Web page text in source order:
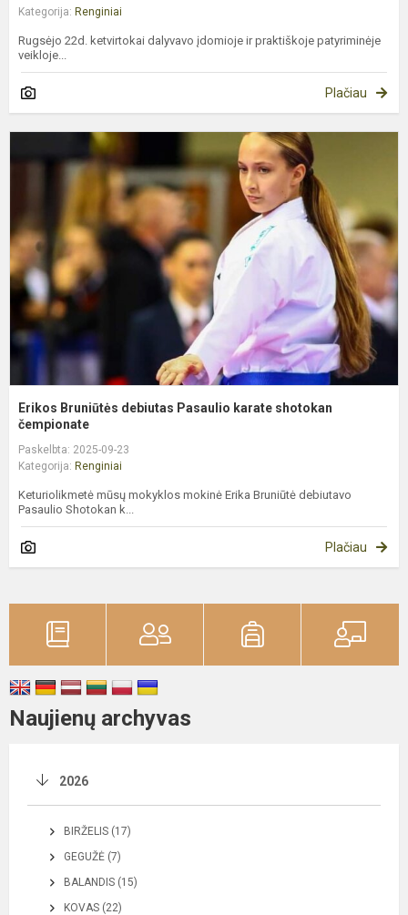
Kategorija: Renginiai
Rugsėjo 22d. ketvirtokai dalyvavo įdomioje ir praktiškoje patyriminėje
veikloje...
Plačiau
Erikos Bruniūtės debiutas Pasaulio karate shotokan
čempionate
Paskelbta: 2025-09-23
Kategorija: Renginiai
Keturiolikmetė mūsų mokyklos mokinė Erika Bruniūtė debiutavo
Pasaulio Shotokan k...
Plačiau
Naujienų archyvas
2026
BIRŽELIS (17)
GEGUŽĖ (7)
BALANDIS (15)
KOVAS (22)